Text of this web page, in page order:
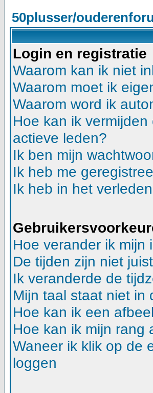
50plusser/
Login en registratie
Waarom kan ik niet
Waarom moet ik
Waarom word ik
Hoe kan ik
actieve leden?
Ik ben mijn
Ik heb me
Ik heb in het
Hoe verander ik mijn
De tijden zijn niet
Ik veranderde de
Mijn taal staat niet in
Hoe kan ik een
Hoe kan ik mijn rang
Waneer ik klik op de
loggen